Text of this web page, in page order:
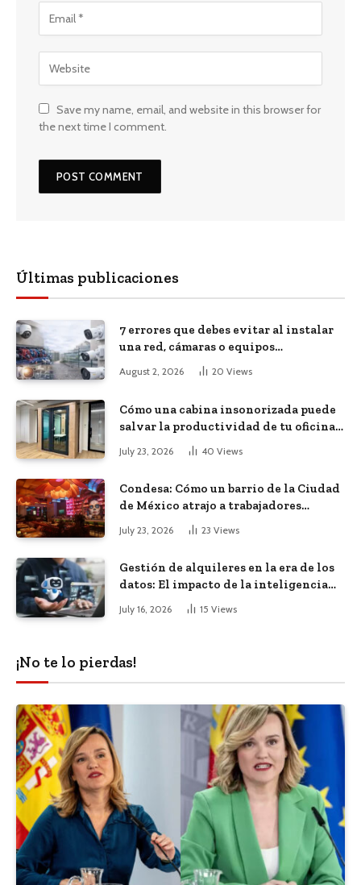
Save my name, email, and website in this browser for
the next time I comment.
Últimas publicaciones
7 errores que debes evitar al instalar
una red, cámaras o equipos
tecnológicos en una empresa
August 2, 2026 20 Views
Cómo una cabina insonorizada puede
salvar la productividad de tu oficina
July 23, 2026 40 Views
Condesa: Cómo un barrio de la Ciudad
de México atrajo a trabajadores
remotos de todo el mundo
July 23, 2026 23 Views
Gestión de alquileres en la era de los
datos: El impacto de la inteligencia
July 16, 2026 15 Views
¡No te lo pierdas!